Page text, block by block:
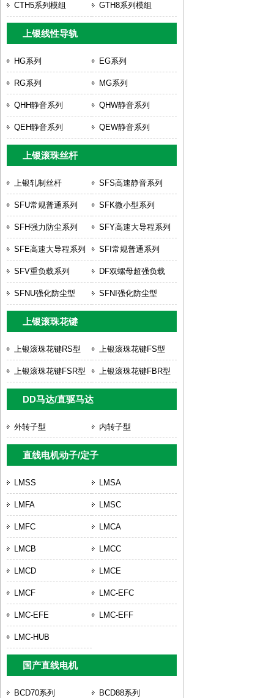
CTH5系列模组 GTH8系列模组
上银线性导轨
HG系列 EG系列
RG系列 MG系列
QHH静音系列 QHW静音系列
QEH静音系列 QEW静音系列
上银滚珠丝杆
上银轧制丝杆 SFS高速静音系列
SFU常规普通系列 SFK微小型系列
SFH强力防尘系列 SFY高速大导程系列
SFE高速大导程系列 SFI常规普通系列
SFV重负载系列 DF双螺母超强负载
SFNU强化防尘型 SFNI强化防尘型
上银滚珠花键
上银滚珠花键RS型 上银滚珠花键FS型
上银滚珠花键FSR型 上银滚珠花键FBR型
DD马达/直驱马达
外转子型 内转子型
直线电机动子/定子
LMSS LMSA
LMFA LMSC
LMFC LMCA
LMCB LMCC
LMCD LMCE
LMCF LMC-EFC
LMC-EFE LMC-EFF
LMC-HUB
国产直线电机
BCD70系列 BCD88系列